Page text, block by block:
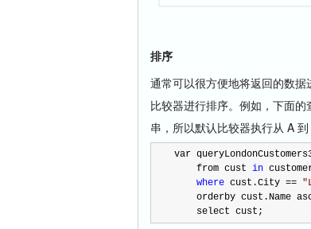
排序
通常可以很方便地将返回的数
比较器进行排序。例如，下面
串，所以默认比较器执行从 A 到
var
    from cust
in
where cust.City == "
orderby cust.Name
    select cust;